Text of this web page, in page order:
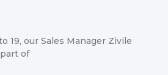
19, our Sales Manager Zivile
of